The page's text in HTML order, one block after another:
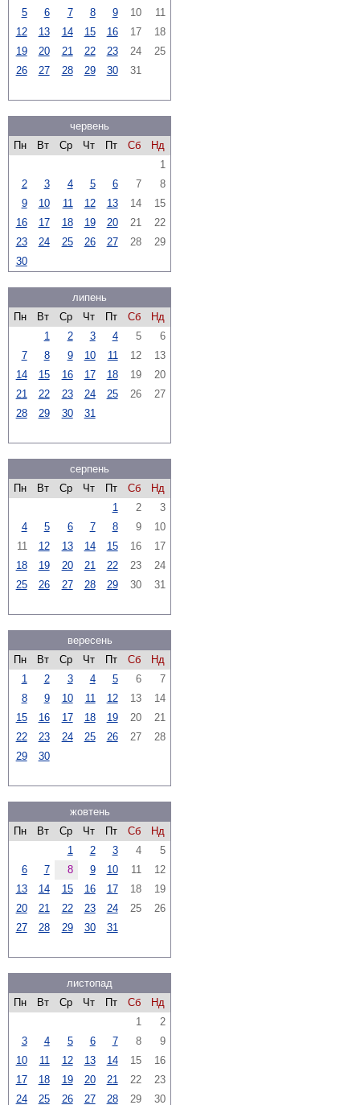
5
6 7 8 9 10
11
12
13 14 15 16 17
18
19
20 21 22 23 24
25
26
27 28 29 30 31
червень
Пн
Вт Ср Чт Пт Сб
Нд
1
2
3 4 5 6 7
8
9
10 11 12 13 14
15
16
17 18 19 20 21
22
23
24 25 26 27 28
29
30
липень
Пн
Вт Ср Чт Пт Сб
Нд
1
2 3 4 5
6
7
8 9 10 11 12
13
14
15 16 17 18 19
20
21
22 23 24 25 26
27
28
29 30 31
серпень
Пн
Вт Ср Чт Пт Сб
Нд
1
2
3
4
5 6 7 8 9
10
11
12 13 14 15 16
17
18
19 20 21 22 23
24
25
26 27 28 29 30 31
вересень
Пн
Вт Ср Чт Пт Сб
Нд
1
2 3 4 5 6
7
8
9 10 11 12 13
14
15
16 17 18 19 20
21
22
23 24 25 26 27
28
29
30
жовтень
Пн
Вт Ср Чт Пт Сб
Нд
1
2 3 4
5
6
7 8 9 10 11
12
13
14 15 16 17 18
19
20
21 22 23 24 25
26
27
28 29 30 31
листопад
Пн
Вт Ср Чт Пт Сб
Нд
1
2
3
4 5 6 7 8
9
10
11 12 13 14 15
16
17
18 19 20 21 22
23
24
25 26 27 28 29 30